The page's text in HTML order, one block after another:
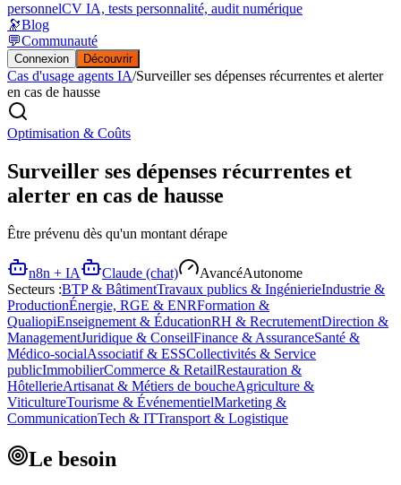
personnelCV IA, tests personnalité, audit numérique
🔭Blog
💬Communauté
Connexion Découvrir
Cas d'usage agents IA/Surveiller ses dépenses récurrentes et alerter
en cas de hausse
Optimisation & Coûts
Surveiller ses dépenses récurrentes et
alerter en cas de hausse
Être prévenu dès qu'un montant dérape
n8n + IA Claude (chat) AvancéAutonome
Secteurs :BTP & BâtimentTravaux publics & IngénierieIndustrie &
ProductionÉnergie, RGE & ENRFormation &
QualiopiEnseignement & ÉducationRH & RecrutementDirection &
ManagementJuridique & ConseilFinance & AssuranceSanté &
Médico-socialAssociatif & ESSCollectivités & Service
publicImmobilierCommerce & RetailRestauration &
HôtellerieArtisanat & Métiers de boucheAgriculture &
ViticultureTourisme & ÉvénementielMarketing &
CommunicationTech & ITTransport & Logistique
Le besoin